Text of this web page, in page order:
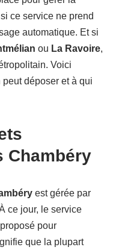
ce service ne prend
automatique. Et si
ou La Ravoire,
Voici
peut déposer et à qui
Chambéry
est gérée par
ce jour, le service
pour
que la plupart